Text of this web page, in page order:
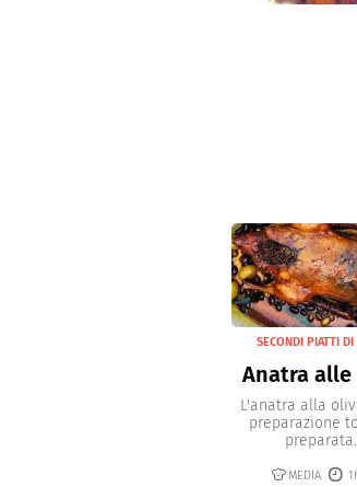
SECONDI PIATTI DI
Anatra
L'anatra alla
preparazione
MEDIA